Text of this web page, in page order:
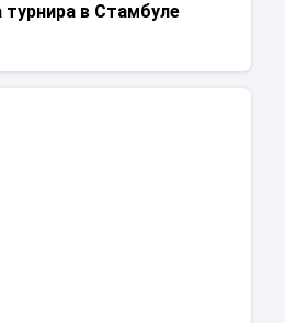
турнира в Стамбуле